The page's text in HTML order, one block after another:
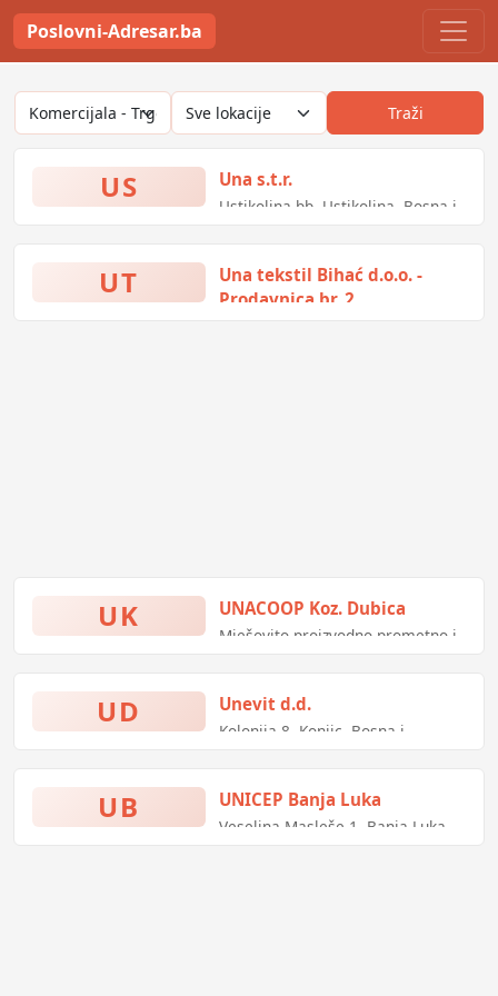
Poslovni-Adresar.ba
Traži
US Una s.t.r.
Ustikolina bb, Ustikolina, Bosna i
UT
Una tekstil Bihać d.o.o. -
Prodavnica br. 2
UK UNACOOP Koz. Dubica
Mješovito proizvodno prometno i
UD Unevit d.d.
Kolonija 8, Konjic, Bosna i
UB UNICEP Banja Luka
Veselina Masleše 1, Banja Luka,